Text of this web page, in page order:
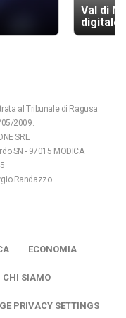
Val di
digitale
al Tribunale di Ragusa
2009.
SRL
SN - 97015 MODICA
Randazzo
ECONOMIA
CHI SIAMO
PRIVACY SETTINGS